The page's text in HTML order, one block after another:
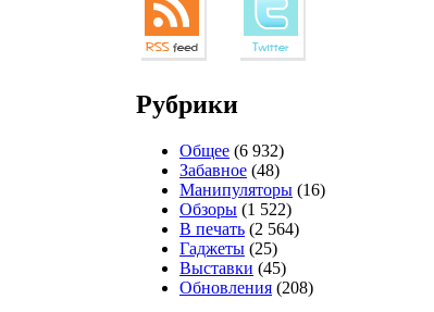
Рубрики
Общее (6 932)
Забавное (48)
Манипуляторы (16)
Обзоры (1 522)
В печать (2 564)
Гаджеты (25)
Выставки (45)
Обновления (208)